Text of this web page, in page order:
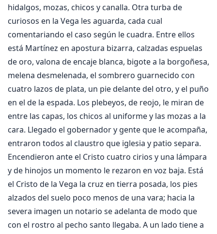
hidalgos, mozas, chicos y canalla. Otra turba de
curiosos en la Vega les aguarda, cada cual
comentariando el caso según le cuadra. Entre ellos
está Martínez en apostura bizarra, calzadas espuelas
de oro, valona de encaje blanca, bigote a la borgoñesa,
melena desmelenada, el sombrero guarnecido con
cuatro lazos de plata, un pie delante del otro, y el puño
en el de la espada. Los plebeyos, de reojo, le miran de
entre las capas, los chicos al uniforme y las mozas a la
cara. Llegado el gobernador y gente que le acompaña,
entraron todos al claustro que iglesia y patio separa.
Encendieron ante el Cristo cuatro cirios y una lámpara
y de hinojos un momento le rezaron en voz baja. Está
el Cristo de la Vega la cruz en tierra posada, los pies
alzados del suelo poco menos de una vara; hacia la
severa imagen un notario se adelanta de modo que
con el rostro al pecho santo llegaba. A un lado tiene a